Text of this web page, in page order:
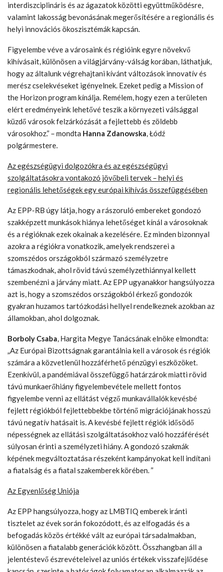
interdiszciplináris és az ágazatok közötti együttműködésre,
valamint lakosság bevonásának megerősítésére a regionális és
helyi innovációs ökoszisztémák kapcsán.
Figyelembe véve a városaink és régióink egyre növekvő
kihívásait, különösen a világjárvány-válság korában, láthatjuk,
hogy az általunk végrehajtani kívánt változások innovatív és
merész cselekvéseket igényelnek. Ezeket pedig a Mission of
the Horizon program kínálja. Remélem, hogy ezen a területen
elért eredményeink lehetővé teszik a környezeti válsággal
küzdő városok felzárkózását a fejlettebb és zöldebb
városokhoz.” – mondta Hanna Zdanowska, Łódź
polgármestere.
Az egészségügyi dolgozókra és az egészségügyi
szolgáltatásokra vontakozó jövőbeli tervek – helyi és
regionális lehetőségek egy európai kihívás összefüggésében
Az EPP-RB úgy látja, hogy a rászoruló embereket gondozó
szakképzett munkások hiánya lehetőséget kínál a városoknak
és a régióknak ezek okainak a kezelésére. Ez minden bizonnyal
azokra a régiókra vonatkozik, amelyek rendszerei a
szomszédos országokból származó személyzetre
támaszkodnak, ahol rövid távú személyzethiánnyal kellett
szembenézni a járvány miatt. Az EPP ugyanakkor hangsúlyozza
azt is, hogy a szomszédos országokból érkező gondozók
gyakran huzamos tartózkodási hellyel rendelkeznek azokban az
államokban, ahol dolgoznak.
Borboly Csaba, Hargita Megye Tanácsának elnöke elmondta:
„Az Európai Bizottságnak garantálnia kell a városok és régiók
számára a közvetlenül hozzáférhető pénzügyi eszközöket.
Ezenkívül, a pandémiával összefüggő határzárok miatti rövid
távú munkaerőhiány figyelembevétele mellett fontos
figyelembe venni az ellátást végző munkavállalók kevésbé
fejlett régiókból fejlettebbekbe történő migrációjának hosszú
távú negatív hatásait is. A kevésbé fejlett régiók idősödő
népességnek az ellátási szolgáltatásokhoz való hozzáférését
súlyosan érinti a személyzeti hiány. A gondozó szakmák
képének megváltoztatása részeként kampányokat kell indítani
a fiatalság és a fiatal szakemberek körében. ”
Az Egyenlőség Uniója
Az EPP hangsúlyozza, hogy az LMBTIQ emberek iránti
tisztelet az évek során fokozódott, és az elfogadás és a
befogadás közös értékké vált az európai társadalmakban,
különösen a fiatalabb generációk között. Összhangban áll a
jelentéstevő észrevételeivel az uniós értékek visszafejlődése